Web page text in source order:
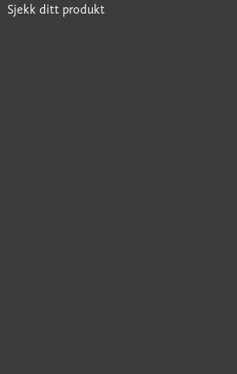
Sjekk ditt produkt